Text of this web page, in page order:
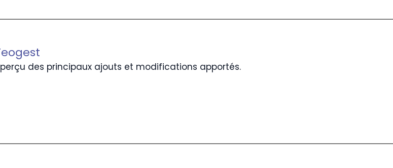
des principaux ajouts et modifications apportés.